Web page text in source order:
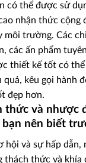
có thể được sử
nhận thức cộng
môi trường. Các
các ấn phẩm
thiết kế tốt có
kêu gọi hành
đẹp hơn.
thức và nhược
nên biết
hội và sự hấp dẫn,
thách thức và khía